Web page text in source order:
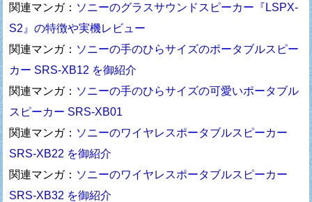
関連マンガ： ソニーのグラスサウンドスピーカー『LSPX-
S2』の特徴や実機レビュー
関連マンガ： ソニーの手のひらサイズのポータブルスピー
カー SRS-XB12 を御紹介
関連マンガ： ソニーの手のひらサイズの可愛いポータブル
スピーカー SRS-XB01
関連マンガ： ソニーのワイヤレスポータブルスピーカー
SRS-XB22 を御紹介
関連マンガ： ソニーのワイヤレスポータブルスピーカー
SRS-XB32 を御紹介